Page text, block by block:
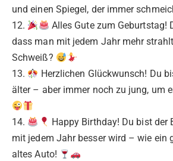
und einen Spiegel, der immer
12.
Alles Gute zum Geburtstag!
dass man mit jedem Jahr mehr
Schweiß?
13.
Herzlichen Glückwunsch! Du
älter – aber immer noch zu jung, um
14.
Happy Birthday! Du bist der
mit jedem Jahr besser wird – wie ein
altes Auto!